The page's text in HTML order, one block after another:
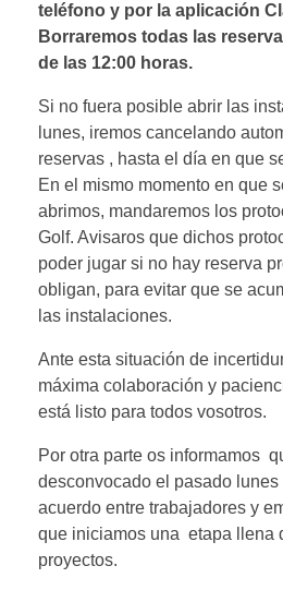
teléfono y por la aplicación
Borraremos todas las
de las 12:00 horas.
Si no fuera posible abrir las
lunes, iremos cancelando
reservas , hasta el día en que
En el mismo momento en que
abrimos, mandaremos los
Golf. Avisaros que dichos
poder jugar si no hay reserva
obligan, para evitar que se
las instalaciones.
Ante esta situación de
máxima colaboración y
está listo para todos vosotros.
Por otra parte os informamos
desconvocado el pasado lunes
acuerdo entre trabajadores y
que iniciamos una etapa llena
proyectos.